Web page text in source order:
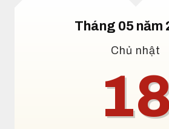
Tháng 05 năm
Chủ nhật